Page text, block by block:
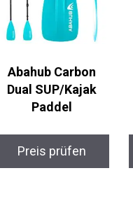
Abahub Carbon
Dual SUP/Kajak
Paddel
Preis prüfen